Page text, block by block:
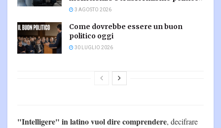
3 AGOSTO 2026
Come dovrebbe essere un buon
politico oggi
30 LUGLIO 2026
"Intelligere" in latino vuol dire comprendere, decifrare